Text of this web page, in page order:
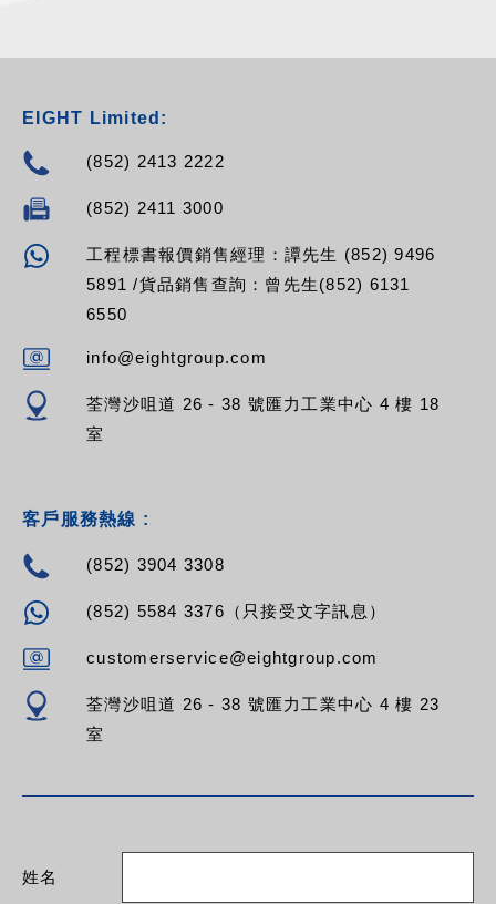
EIGHT Limited:
(852) 2413 2222
(852) 2411 3000
工程標書報價銷售經理：譚先生 (852) 9496
5891 /貨品銷售查詢：曾先生(852) 6131
6550
info@eightgroup.com
荃灣沙咀道 26 - 38 號匯力工業中心 4 樓 18
室
客戶服務熱線 :
(852) 3904 3308
(852) 5584 3376（只接受文字訊息）
customerservice@eightgroup.com
荃灣沙咀道 26 - 38 號匯力工業中心 4 樓 23
室
姓名